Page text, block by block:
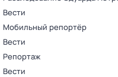
Вести
Мобильный репортёр
Вести
Репортаж
Вести